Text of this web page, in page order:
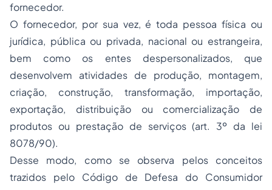
fornecedor.
O fornecedor, por sua vez, é toda pessoa física ou
jurídica, pública ou privada, nacional ou estrangeira,
bem como os entes despersonalizados, que
desenvolvem atividades de produção, montagem,
criação, construção, transformação, importação,
exportação, distribuição ou comercialização de
produtos ou prestação de serviços (art. 3º da lei
8078/90).
Desse modo, como se observa pelos conceitos
trazidos pelo Código de Defesa do Consumidor